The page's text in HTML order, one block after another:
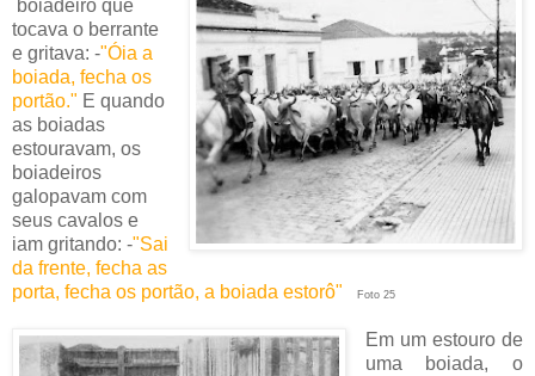
boiadeiro que
tocava o berrante
e gritava: -"Óia a
boiada, fecha os
portão." E quando
as boiadas
estouravam, os
boiadeiros
galopavam com
seus cavalos e
iam gritando: -"Sai
da frente, fecha as
porta, fecha os portão, a boiada estorô" Foto 25
Em um estouro de
uma boiada, o